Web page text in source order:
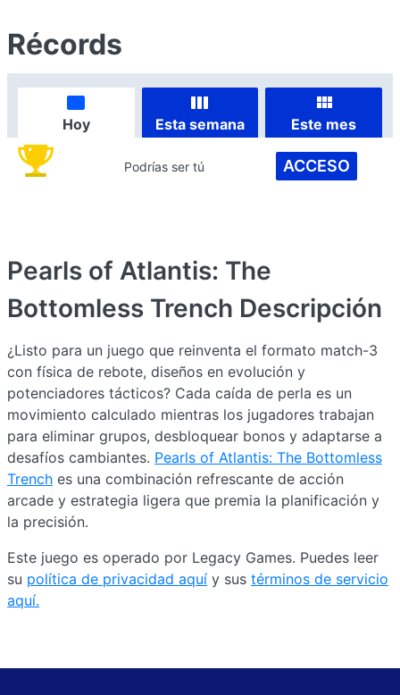
Récords
Hoy Esta semana Este mes
Podrías ser tú ACCESO
Pearls of Atlantis: The
Bottomless Trench Descripción
¿Listo para un juego que reinventa el formato match-3
con física de rebote, diseños en evolución y
potenciadores tácticos? Cada caída de perla es un
movimiento calculado mientras los jugadores trabajan
para eliminar grupos, desbloquear bonos y adaptarse a
desafíos cambiantes. Pearls of Atlantis: The Bottomless
Trench es una combinación refrescante de acción
arcade y estrategia ligera que premia la planificación y
la precisión.
Este juego es operado por Legacy Games. Puedes leer
su política de privacidad aquí y sus términos de servicio
aquí.